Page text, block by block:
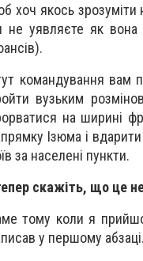
хоч якось зрозуміти
не уявляєте як вона
командування вам
вузьким
на ширині
Ізюма і
за населені пункти.
скажіть, що це
тому коли я
у першому абзаці.